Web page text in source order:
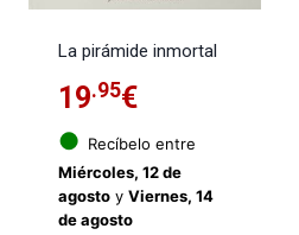
La pirámide inmortal
19.95€
● Recíbelo entre
Miércoles, 12 de
agostoy Viernes, 14
de agosto